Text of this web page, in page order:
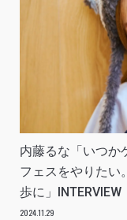
内藤るな「いつか
フェスをやりたい
歩に」INTERVIEW
2024.11.29